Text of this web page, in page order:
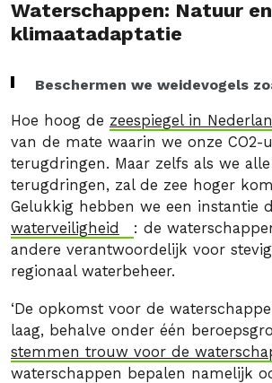
Waterschappen: Natuur en
klimaatadaptatie
Beschermen we weidevogels
Hoe hoog de zeespiegel in
van de mate waarin we onze CO2-
terugdringen. Maar zelfs als we
terugdringen, zal de zee hoger
Gelukkig hebben we een instantie
waterveiligheid
: de
andere verantwoordelijk voor
regionaal waterbeheer.
‘De opkomst voor de
laag, behalve onder één
stemmen trouw voor de
waterschappen bepalen namelijk